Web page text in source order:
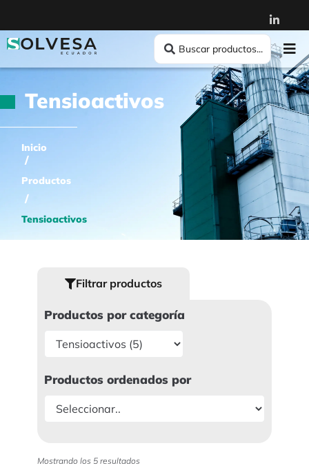
Tensioactivos
Inicio
/
Productos
/
Tensioactivos
Filtrar productos
Productos por categoría
Productos ordenados por
Mostrando los 5 resultados